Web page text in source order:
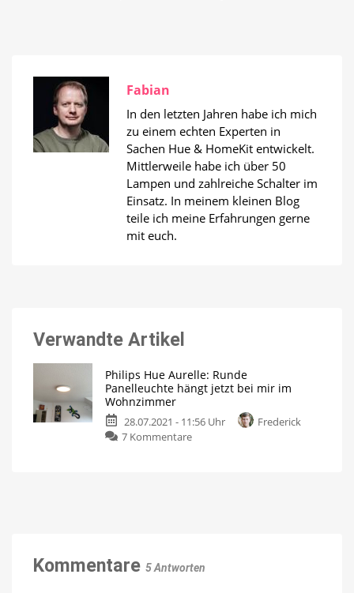
Fabian
In den letzten Jahren habe ich mich
zu einem echten Experten in
Sachen Hue & HomeKit entwickelt.
Mittlerweile habe ich über 50
Lampen und zahlreiche Schalter im
Einsatz. In meinem kleinen Blog
teile ich meine Erfahrungen gerne
mit euch.
Verwandte Artikel
Philips Hue Aurelle: Runde
Panelleuchte hängt jetzt bei mir im
Wohnzimmer
28.07.2021 - 11:56 Uhr
Frederick
7 Kommentarezu
mir
Kommentare 5 Antworten